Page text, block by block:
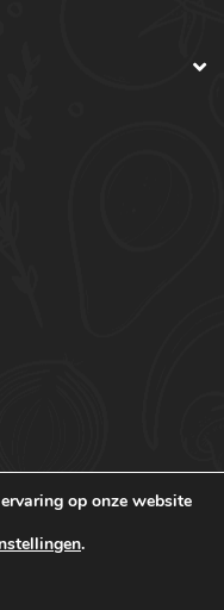
| Ontwerp & realisatie:
op onze website
.